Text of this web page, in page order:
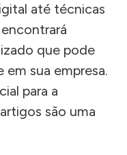
até técnicas
que pode
sua empresa.
para a
são uma